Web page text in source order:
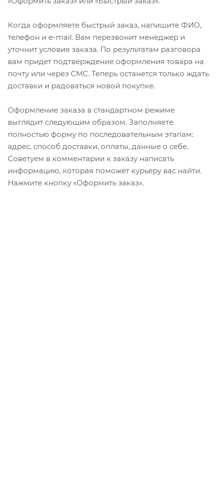
Когда оформляете быстрый заказ, напишите ФИО,
телефон и e-mail. Вам перезвонит менеджер и
уточнит условия заказа. По результатам разговора
вам придет подтверждение оформления товара на
почту или через СМС. Теперь останется только ждать
доставки и радоваться новой покупке.
Оформление заказа в стандартном режиме
выглядит следующим образом. Заполняете
полностью форму по последовательным этапам:
адрес, способ доставки, оплаты, данные о себе.
Советуем в комментарии к заказу написать
информацию, которая поможет курьеру вас найти.
Нажмите кнопку «Оформить заказ».